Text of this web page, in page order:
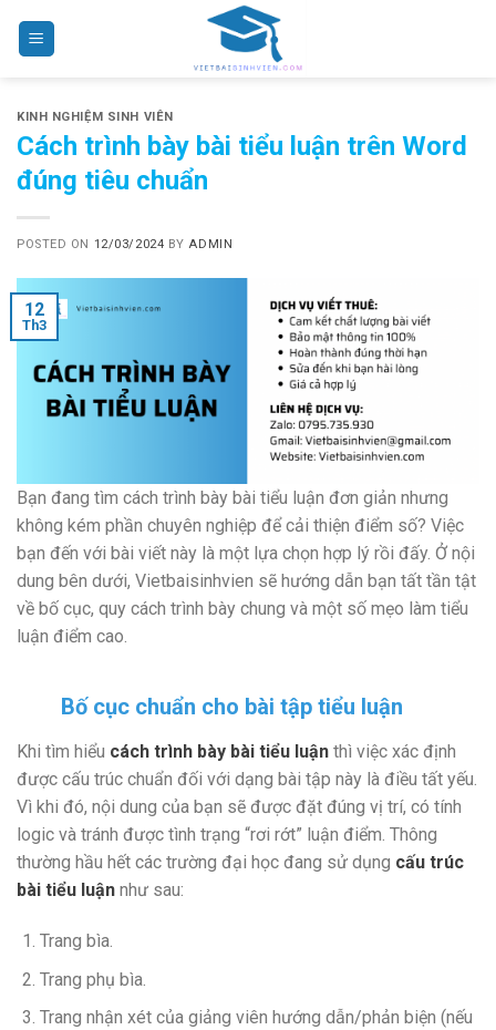
KINH NGHIỆM SINH VIÊN
Cách trình bày bài tiểu luận trên Word
đúng tiêu chuẩn
POSTED ON 12/03/2024 BY ADMIN
12
Th3
Bạn đang tìm cách trình bày bài tiểu luận đơn giản nhưng
không kém phần chuyên nghiệp để cải thiện điểm số? Việc
bạn đến với bài viết này là một lựa chọn hợp lý rồi đấy. Ở nội
dung bên dưới, Vietbaisinhvien sẽ hướng dẫn bạn tất tần tật
về bố cục, quy cách trình bày chung và một số mẹo làm tiểu
luận điểm cao.
Bố cục chuẩn cho bài tập tiểu luận
Khi tìm hiểu cách trình bày bài tiểu luận thì việc xác định
được cấu trúc chuẩn đối với dạng bài tập này là điều tất yếu.
Vì khi đó, nội dung của bạn sẽ được đặt đúng vị trí, có tính
logic và tránh được tình trạng “rơi rớt” luận điểm. Thông
thường hầu hết các trường đại học đang sử dụng cấu trúc
bài tiểu luận như sau:
Trang bìa.
Trang phụ bìa.
Trang nhận xét của giảng viên hướng dẫn/phản biện (nếu